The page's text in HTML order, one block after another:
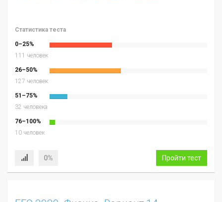
Статистика теста
0–25%
111 человек
26–50%
127 человек
51–75%
32 человека
76–100%
10 человек
0% Пройти тест